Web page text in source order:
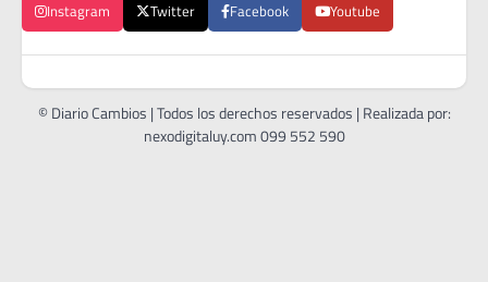
Instagram Twitter Facebook Youtube